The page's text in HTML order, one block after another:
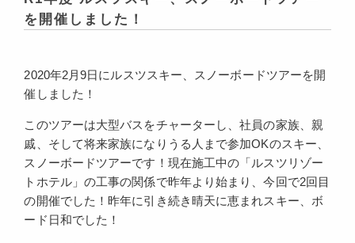
を開催しました！
2020年2月9日にルスツスキー、スノーボードツアーを開
催しました！
このツアーは大型バスをチャーターし、社員の家族、親
戚、そして将来家族になりうる人まで参加OKのスキー、
スノーボードツアーです！現在施工中の「ルスツリゾー
トホテル」の工事の関係で昨年より始まり、今回で2回目
の開催でした！昨年に引き続き晴天に恵まれスキー、ボ
ード日和でした！